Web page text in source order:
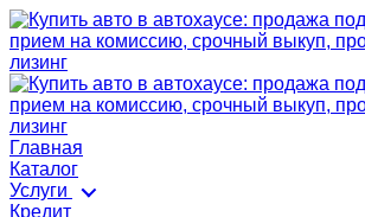
Главная
Каталог
Услуги
Кредит